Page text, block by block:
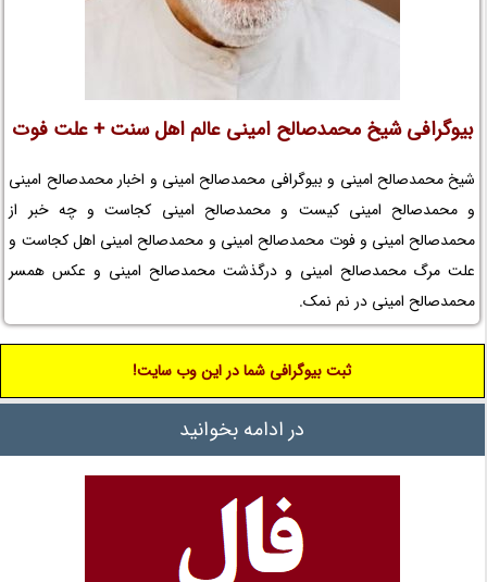
بیوگرافی شیخ محمدصالح امینی عالم اهل سنت + علت فوت
شیخ محمدصالح امینی و بیوگرافی محمدصالح امینی و اخبار محمدصالح امینی
و محمدصالح امینی کیست و محمدصالح امینی کجاست و چه خبر از
محمدصالح امینی و فوت محمدصالح امینی و محمدصالح امینی اهل کجاست و
علت مرگ محمدصالح امینی و درگذشت محمدصالح امینی و عکس همسر
محمدصالح امینی در نم نمک.
ثبت بیوگرافی شما در این وب سایت!
در ادامه بخوانید